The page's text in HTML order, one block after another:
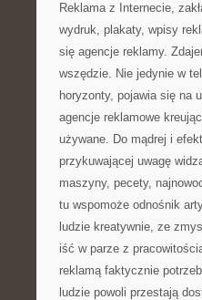
Reklama z Internecie,
wydruk, plakaty, wpisy
się agencje reklamy.
wszędzie. Nie jedynie w
horyzonty, pojawia się na
agencje reklamowe
używane. Do mądrej i
przykuwającej uwagę
maszyny, pecety,
tu wspomoże odnośnik
ludzie kreatywnie, ze
iść w parze z
reklamą faktycznie
ludzie powoli przestają